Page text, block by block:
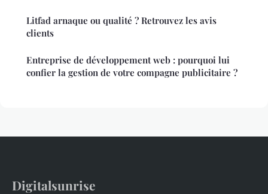
Litfad arnaque ou qualité ? Retrouvez les avis
clients
Entreprise de développement web : pourquoi lui
confier la gestion de votre compagne publicitaire ?
Digitalsunrise